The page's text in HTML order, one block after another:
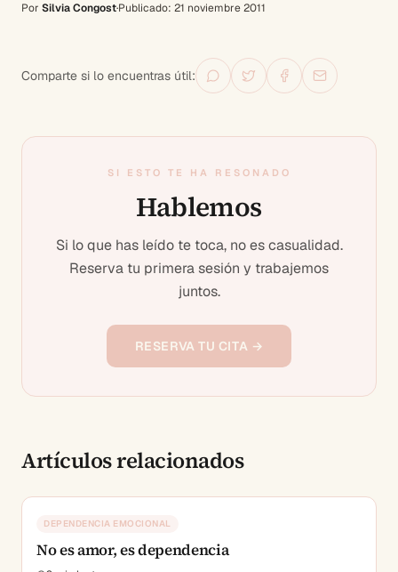
Por Silvia Congost·Publicado: 21 noviembre 2011
Comparte si lo encuentras útil:
SI ESTO TE HA RESONADO
Hablemos
Si lo que has leído te toca, no es casualidad.
Reserva tu primera sesión y trabajemos
juntos.
RESERVA TU CITA →
Artículos relacionados
DEPENDENCIA EMOCIONAL
No es amor, es dependencia